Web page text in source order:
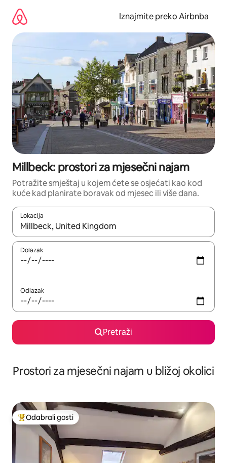
sadržaj
Iznajmite preko Airbnba
Millbeck: prostori za mjesečni najam
Potražite smještaj u kojem ćete se osjećati kao kod
kuće kad planirate boravak od mjesec ili više dana.
Lokacija
Kada budu dostupni rezultati, moći ćete ih pregledati
Dolazak
Odlazak
Pretraži
Prostori za mjesečni najam u bližoj okolici
Među najviše rangiranima s oznakom „Odabrali gosti”
Odabrali gosti